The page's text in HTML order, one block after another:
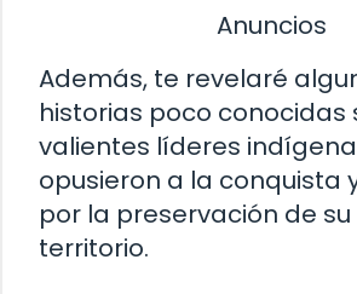
Anuncios
Además, te revelaré
historias poco conocidas
valientes líderes
opusieron a la conquista
por la preservación de
territorio.